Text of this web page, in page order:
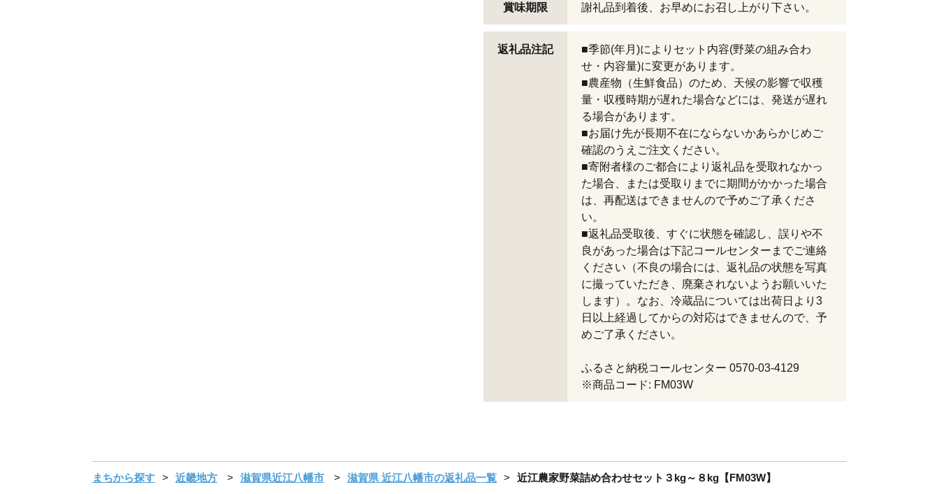
賞味期限 謝礼品到着後、お早めにお召し上がり下さい。
返礼品注記
■季節(年月)によりセット内容(野菜の組み合わ
せ・内容量)に変更があります。
■農産物（生鮮食品）のため、天候の影響で収穫
量・収穫時期が遅れた場合などには、発送が遅れ
る場合があります。
■お届け先が長期不在にならないかあらかじめご
確認のうえご注文ください。
■寄附者様のご都合により返礼品を受取れなかっ
た場合、または受取りまでに期間がかかった場合
は、再配送はできませんので予めご了承くださ
い。
■返礼品受取後、すぐに状態を確認し、誤りや不
良があった場合は下記コールセンターまでご連絡
ください（不良の場合には、返礼品の状態を写真
に撮っていただき、廃棄されないようお願いいた
します）。なお、冷蔵品については出荷日より3
日以上経過してからの対応はできませんので、予
めご了承ください。
ふるさと納税コールセンター 0570-03-4129
※商品コード: FM03W
まちから探す 近畿地方 滋賀県近江八幡市 滋賀県 近江八幡市の返礼品一覧 近江農家野菜詰め合わせセット３kg～８kg【FM03W】